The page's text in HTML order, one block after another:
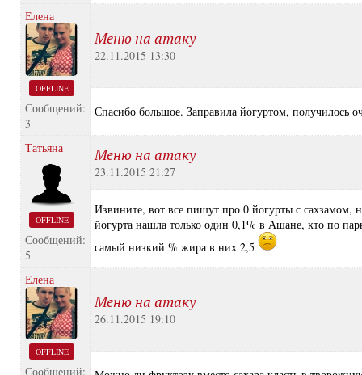
Елена
OFFLINE
Сообщений:
3
Меню на атаку
22.11.2015 13:30
Спасибо большое. Заправила йогуртом, получилось
Татьяна
OFFLINE
Сообщений:
5
Меню на атаку
23.11.2015 21:27
Извините, вот все пишут про 0 йогурты с сахзамом,
йогурта нашла только один 0,1% в Ашане, кто по
самый низкий % жира в них 2,5
Елена
OFFLINE
Сообщений:
Меню на атаку
26.11.2015 19:10